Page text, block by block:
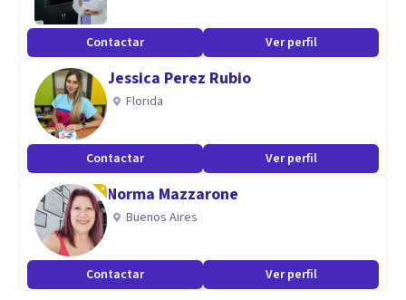
Contactar Ver perfil
Jessica Perez Rubio
Florida
Contactar Ver perfil
Norma Mazzarone
Buenos Aires
Contactar Ver perfil